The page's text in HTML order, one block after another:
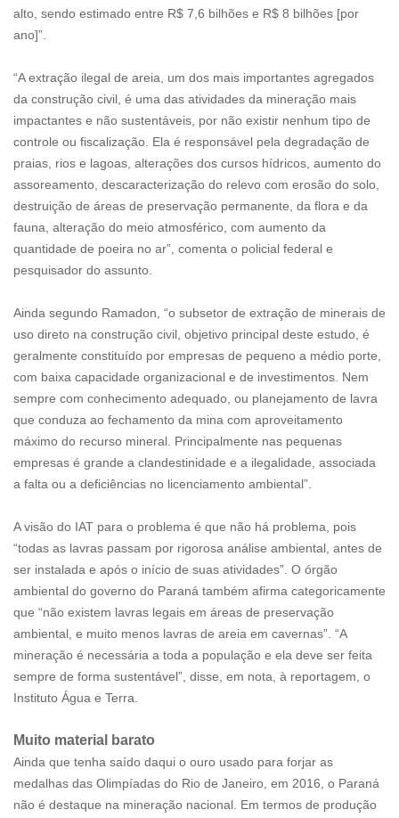
alto, sendo estimado entre R$ 7,6 bilhões e R$ 8 bilhões [por
ano]”.
“A extração ilegal de areia, um dos mais importantes agregados
da construção civil, é uma das atividades da mineração mais
impactantes e não sustentáveis, por não existir nenhum tipo de
controle ou fiscalização. Ela é responsável pela degradação de
praias, rios e lagoas, alterações dos cursos hídricos, aumento do
assoreamento, descaracterização do relevo com erosão do solo,
destruição de áreas de preservação permanente, da flora e da
fauna, alteração do meio atmosférico, com aumento da
quantidade de poeira no ar”, comenta o policial federal e
pesquisador do assunto.
Ainda segundo Ramadon, “o subsetor de extração de minerais de
uso direto na construção civil, objetivo principal deste estudo, é
geralmente constituído por empresas de pequeno a médio porte,
com baixa capacidade organizacional e de investimentos. Nem
sempre com conhecimento adequado, ou planejamento de lavra
que conduza ao fechamento da mina com aproveitamento
máximo do recurso mineral. Principalmente nas pequenas
empresas é grande a clandestinidade e a ilegalidade, associada
a falta ou a deficiências no licenciamento ambiental”.
A visão do IAT para o problema é que não há problema, pois
“todas as lavras passam por rigorosa análise ambiental, antes de
ser instalada e após o início de suas atividades”. O órgão
ambiental do governo do Paraná também afirma categoricamente
que “não existem lavras legais em áreas de preservação
ambiental, e muito menos lavras de areia em cavernas”. “A
mineração é necessária a toda a população e ela deve ser feita
sempre de forma sustentável”, disse, em nota, à reportagem, o
Instituto Água e Terra.
Muito material barato
Ainda que tenha saído daqui o ouro usado para forjar as
medalhas das Olimpíadas do Rio de Janeiro, em 2016, o Paraná
não é destaque na mineração nacional. Em termos de produção